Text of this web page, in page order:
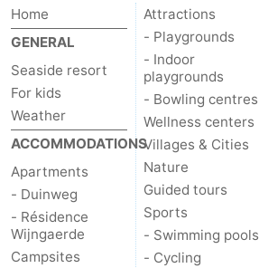
Home
GENERAL
Seaside resort
For kids
Weather
ACCOMMODATIONS
Apartments
- Duinweg
- Résidence
Wijngaerde
Campsites
Attractions
- Playgrounds
- Indoor
playgrounds
- Bowling centres
Wellness centers
Villages & Cities
Nature
Guided tours
Sports
- Swimming pools
- Cycling